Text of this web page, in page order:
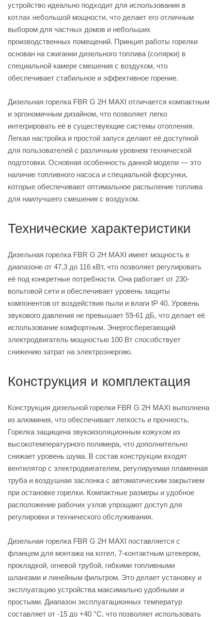
устройство идеально подходит для использования в
котлах небольшой мощности, что делает его отличным
выбором для частных домов и небольших
производственных помещений. Принцип работы горелки
основан на сжигании дизельного топлива (солярки) в
специальной камере смешения с воздухом, что
обеспечивает стабильное и эффективное горение.
Дизельная горелка FBR G 2H MAXI отличается компактным
и эргономичным дизайном, что позволяет легко
интегрировать её в существующие системы отопления.
Легкая настройка и простой запуск делают её доступной
для пользователей с различным уровнем технической
подготовки. Основная особенность данной модели — это
наличие топливного насоса и специальной форсунки,
которые обеспечивают оптимальное распыление топлива
для наилучшего смешения с воздухом.
Технические характеристики
Дизельная горелка FBR G 2H MAXI имеет мощность в
диапазоне от 47,3 до 116 кВт, что позволяет регулировать
её под конкретные потребности. Она работает от 230-
вольтовой сети и обеспечивает уровень защиты
компонентов от воздействия пыли и влаги IP 40. Уровень
звукового давления не превышает 59-61 дБ, что делает её
использование комфортным. Энергосберегающий
электродвигатель мощностью 100 Вт способствует
снижению затрат на электроэнергию.
Конструкция и комплектация
Конструкция дизельной горелки FBR G 2H MAXI выполнена
из алюминия, что обеспечивает легкость и прочность.
Горелка защищена звукоизоляционным кожухом из
высокотемпературного полимера, что дополнительно
снижает уровень шума. В состав конструкции входят
вентилятор с электродвигателем, регулируемая пламенная
труба и воздушная заслонка с автоматическим закрытием
при остановке горелки. Компактные размеры и удобное
расположение рабочих узлов упрощают доступ для
регулировки и технического обслуживания.
Дизельная горелка FBR G 2H MAXI поставляется с
фланцем для монтажа на котел, 7-контактным штекером,
прокладкой, огневой трубой, гибкими топливными
шлангами и линейным фильтром. Это делает установку и
эксплуатацию устройства максимально удобными и
простыми. Диапазон эксплуатационных температур
составляет от -15 до +40 °C, что позволяет использовать